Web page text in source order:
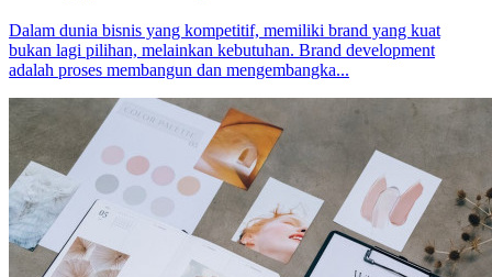
Dalam dunia bisnis yang kompetitif, memiliki brand yang kuat
bukan lagi pilihan, melainkan kebutuhan. Brand development
adalah proses membangun dan mengembangka...